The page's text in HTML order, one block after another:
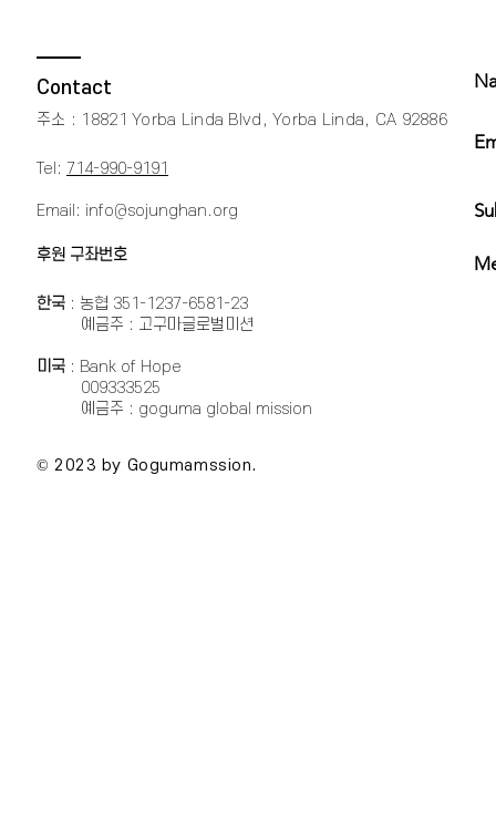
Contact
주소 : 18821 Yorba Linda Blvd, Yorba Linda, CA 92886​
Tel: 714-990-9191
Email: info@sojunghan.org
후원 구좌번호
한국 : 농협 351-1237-6581-23
예금주 : 고구마글로벌미션
미국 : Bank of Hope
009333525
예금주 : goguma global mission
© 2023 by Gogumamssion.